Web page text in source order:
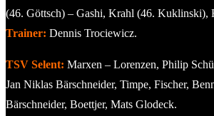
(46. Göttsch) – Gashi, Krahl (46. Kuklinski),
Trainer: Dennis Trociewicz.
TSV Selent: Marxen – Lorenzen, Philip
Jan Niklas Bärschneider, Timpe, Fischer,
Bärschneider, Boettjer, Mats Glodeck.